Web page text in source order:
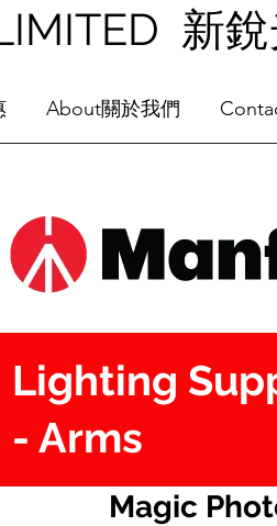
新
About關於我們
Lighting
- Arms
Magic